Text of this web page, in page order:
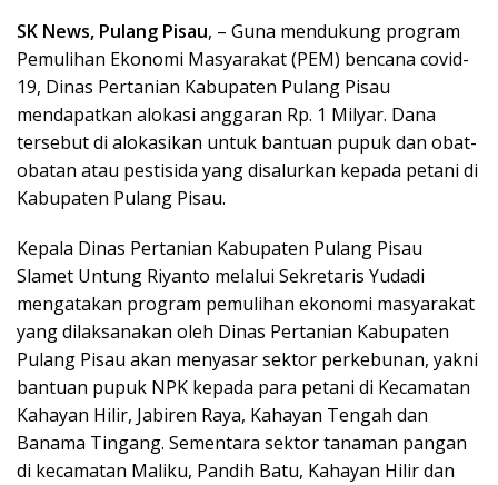
SK News, Pulang Pisau, – Guna mendukung program
Pemulihan Ekonomi Masyarakat (PEM) bencana covid-
19, Dinas Pertanian Kabupaten Pulang Pisau
mendapatkan alokasi anggaran Rp. 1 Milyar. Dana
tersebut di alokasikan untuk bantuan pupuk dan obat-
obatan atau pestisida yang disalurkan kepada petani di
Kabupaten Pulang Pisau.
Kepala Dinas Pertanian Kabupaten Pulang Pisau
Slamet Untung Riyanto melalui Sekretaris Yudadi
mengatakan program pemulihan ekonomi masyarakat
yang dilaksanakan oleh Dinas Pertanian Kabupaten
Pulang Pisau akan menyasar sektor perkebunan, yakni
bantuan pupuk NPK kepada para petani di Kecamatan
Kahayan Hilir, Jabiren Raya, Kahayan Tengah dan
Banama Tingang. Sementara sektor tanaman pangan
di kecamatan Maliku, Pandih Batu, Kahayan Hilir dan